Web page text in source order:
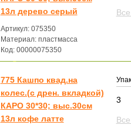
13л дерево серый
Артикул: 075350
Материал: пластмасса
Код: 00000075350
775 Кашпо квад.на
колес.(с дрен. вкладкой)
КАРО 30*30; выс.30см
13л кофе латте
3